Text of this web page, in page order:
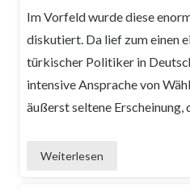
Im Vorfeld wurde diese
diskutiert. Da lief zum einen
türkischer Politiker in
intensive Ansprache von
äußerst seltene Erscheinung,
Weiterlesen